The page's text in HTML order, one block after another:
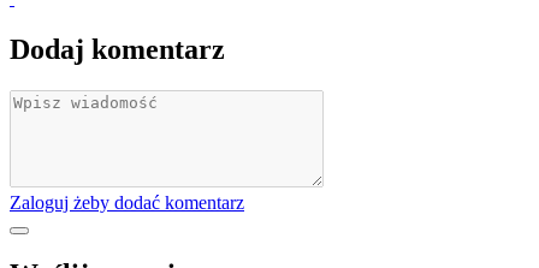
Dodaj komentarz
Zaloguj żeby dodać komentarz